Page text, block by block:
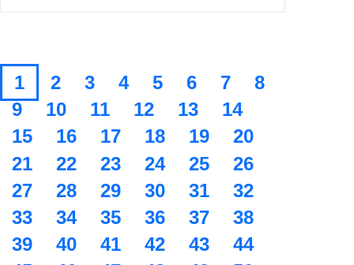
1 2 3 4 5 6 7
8
9
10 11 12 13
14
15
16 17 18 19
20
21
22 23 24 25
26
27
28 29 30 31
32
33
34 35 36 37
38
39
40 41 42 43
44